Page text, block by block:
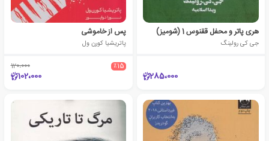
هری پاتر و محفل ققنوس 1 (شومیز)
جی کی رولینگ
285،000
پس از خاموشی
پاتریشیا کورن ول
٪15 120،000
102،000